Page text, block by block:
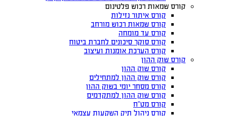
קורס שמאות רכוש פלטינום
קורס איתור נזילות
קורס שמאות רכוש מורחב
קורס עד מומחה
קורס סוקר סיכונים לחברת ביטוח
קורס הערכת אומנות ועיצוב
קורס שוק ההון
קורס שוק ההון
קורס שוק ההון למתחילים
קורס מסחר יומי בשוק ההון
קורס שוק ההון למתקדמים
קורס מט”ח
קורס ניהול תיק השקעות עצמאי